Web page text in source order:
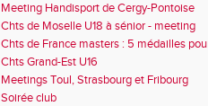
Meeting Handisport de Cergy-Pontoise
Chts de Moselle U18 à sénior - meeting
Chts de France masters : 5 médailles
Chts Grand-Est U16
Meetings Toul, Strasbourg et Fribourg
Soirée club